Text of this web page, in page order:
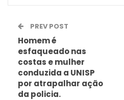
PREV POST
Homem é
esfaqueado nas
costas e mulher
conduzida a UNISP
por atrapalhar ação
da policia.